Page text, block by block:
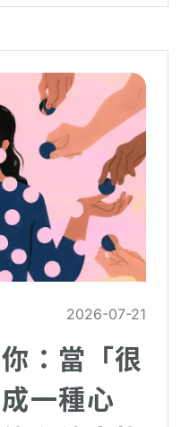
2026-07-21
：當「很
一種心